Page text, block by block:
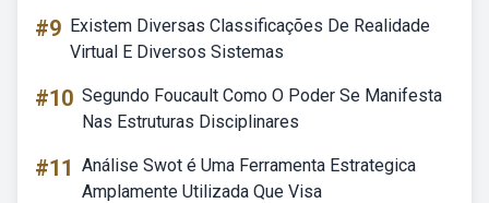
#9 Existem Diversas Classificações De Realidade
Virtual E Diversos Sistemas
#10 Segundo Foucault Como O Poder Se Manifesta
Nas Estruturas Disciplinares
#11 Análise Swot é Uma Ferramenta Estrategica
Amplamente Utilizada Que Visa